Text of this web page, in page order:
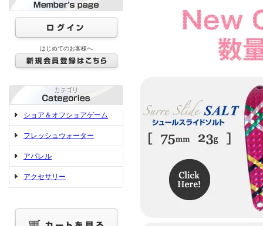
はじめてのお客様へ
ショア＆オフショアゲーム
フレッシュウォーター
アパレル
アクセサリー